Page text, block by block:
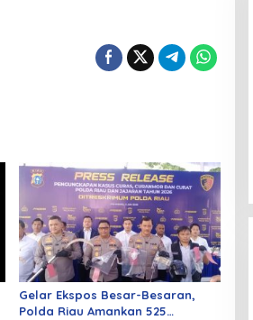
Gelar Ekspos Besar-Besaran,
Polda Riau Amankan 525